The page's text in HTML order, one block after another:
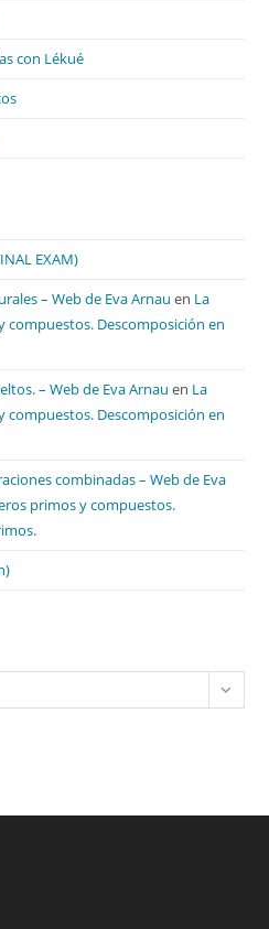
con Lékué
EXAM)
– Web de Eva Arnau en La
Descomposición en
– Web de Eva Arnau en La
Descomposición en
combinadas – Web de Eva
primos y compuestos.